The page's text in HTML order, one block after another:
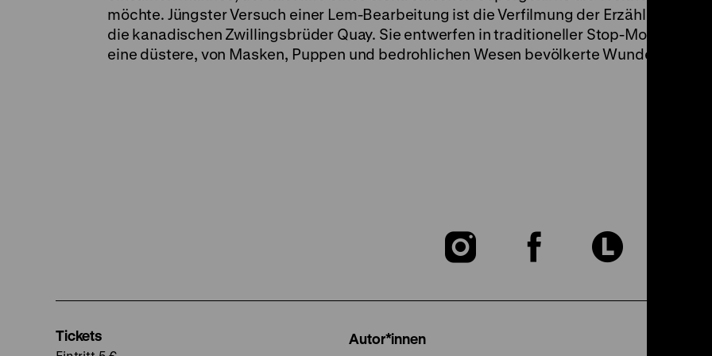
möchte. Jüngster Versuch einer Lem-Bearbeitung ist die Verfilmung der Erzählung
die kanadischen Zwillingsbrüder Quay. Sie entwerfen in traditioneller Stop-Motion-
eine düstere, von Masken, Puppen und bedrohlichen Wesen bevölkerte
Zu
Zu
Zu
Tickets Autor*innen